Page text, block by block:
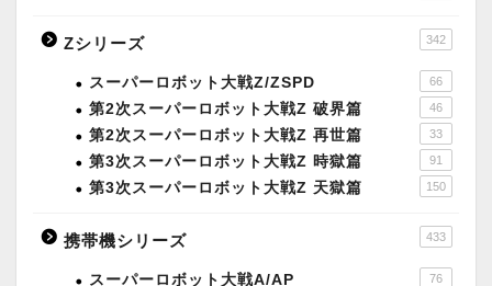
Zシリーズ 342
スーパーロボット大戦Z/ZSPD 66
第2次スーパーロボット大戦Z 破界篇 46
第2次スーパーロボット大戦Z 再世篇 33
第3次スーパーロボット大戦Z 時獄篇 91
第3次スーパーロボット大戦Z 天獄篇 150
携帯機シリーズ 433
スーパーロボット大戦A/AP 76